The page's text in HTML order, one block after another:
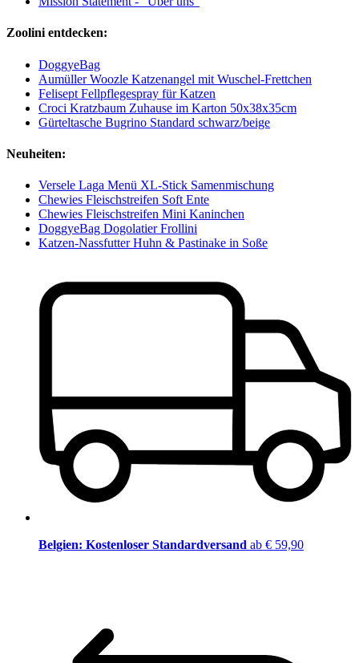
Zoolini entdecken:
DoggyeBag
Aumüller Woozle Katzenangel mit Wuschel-Frettchen
Felisept Fellpflegespray für Katzen
Croci Kratzbaum Zuhause im Karton 50x38x35cm
Gürteltasche Bugrino Standard schwarz/beige
Neuheiten:
Versele Laga Menü XL-Stick Samenmischung
Chewies Fleischstreifen Soft Ente
Chewies Fleischstreifen Mini Kaninchen
DoggyeBag Dogolatier Frollini
Katzen-Nassfutter Huhn & Pastinake in Soße
Belgien: Kostenloser Standardversand ab € 59,90